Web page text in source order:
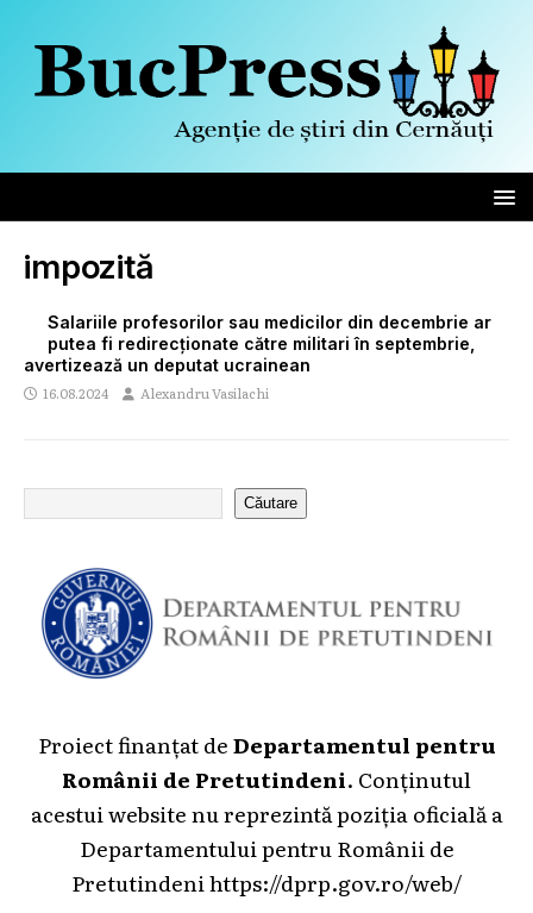
impozită
Salariile profesorilor sau medicilor din decembrie ar
putea fi redirecționate către militari în septembrie,
avertizează un deputat ucrainean
16.08.2024 Alexandru Vasilachi
Căutare
Proiect finanțat deDepartamentul pentru
Românii de Pretutindeni. Conținutul
acestui website nu reprezintă poziția oficială a
Departamentului pentru Românii de
Pretutindeni https://dprp.gov.ro/web/